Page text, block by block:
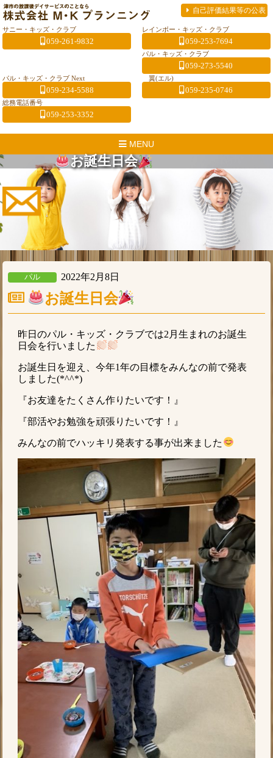
自己評価結果等の公表
サニー・キッズ・クラブ
059-261-9832
レインボー・キッズ・クラブ
059-253-7694
パル・キッズ・クラブ
059-273-5540
パル・キッズ・クラブ Next
059-234-5588
翼(エル)
059-235-0746
総務電話番号
059-253-3352
MENU
お誕生日会
パル 2022年2月8日
お誕生日会
昨日のパル・キッズ・クラブでは2月生まれのお誕生
日会を行いました
お誕生日を迎え、今年1年の目標をみんなの前で発表
しました(*^^*)
『お友達をたくさん作りたいです！』
『部活やお勉強を頑張りたいです！』
みんなの前でハッキリ発表する事が出来ました